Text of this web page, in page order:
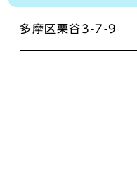
多摩区栗谷3-7-9